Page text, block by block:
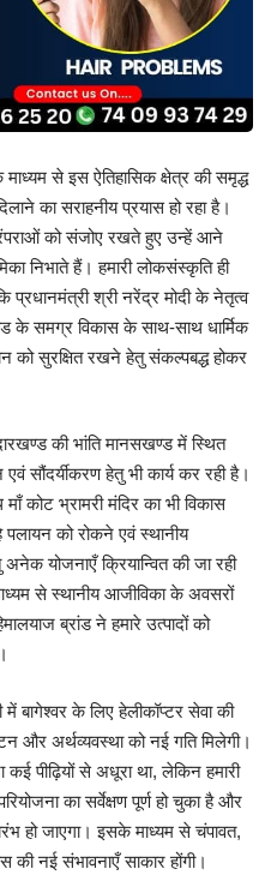
से इस ऐतिहासिक क्षेत्र की समृद्ध
का सराहनीय प्रयास हो रहा है।
को संजोए रखते हुए उन्हें आने
निभाते हैं। हमारी लोकसंस्कृति ही
प्रधानमंत्री श्री नरेंद्र मोदी के नेतृत्व
के समग्र विकास के साथ-साथ धार्मिक
को सुरक्षित रखने हेतु संकल्पबद्ध होकर
की भांति मानसखण्ड में स्थित
सौंदर्यीकरण हेतु भी कार्य कर रही है।
कोट भ्रामरी मंदिर का भी विकास
पलायन को रोकने एवं स्थानीय
योजनाएँ क्रियान्वित की जा रही
से स्थानीय आजीविका के अवसरों
ब्रांड ने हमारे उत्पादों को
बागेश्वर के लिए हेलीकॉप्टर सेवा की
और अर्थव्यवस्था को नई गति मिलेगी।
पीढ़ियों से अधूरा था, लेकिन हमारी
का सर्वेक्षण पूर्ण हो चुका है और
हो जाएगा। इसके माध्यम से चंपावत,
की नई संभावनाएँ साकार होंगी।